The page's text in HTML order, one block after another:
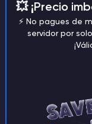
Después de
💥 ¡Precio
⚡️ No pagues de
servidor por